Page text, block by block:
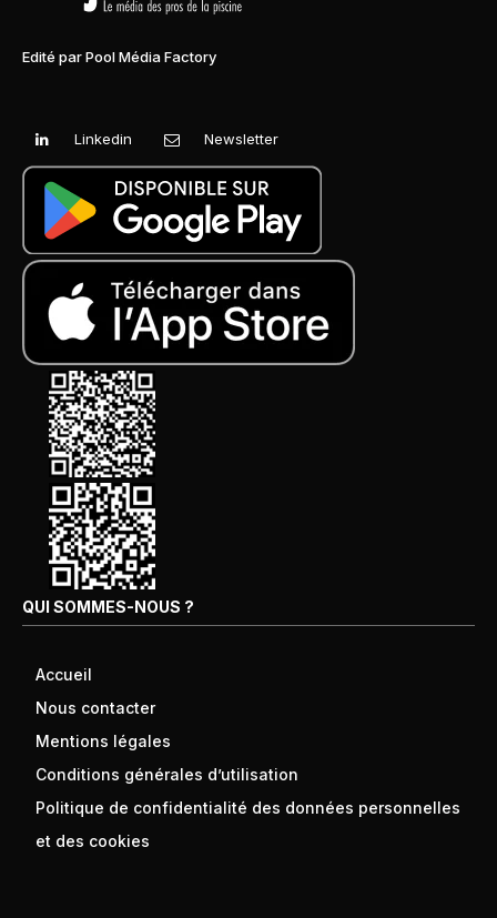
Edité par Pool Média Factory
Linkedin Newsletter
QUI SOMMES-NOUS ?
Accueil
Nous contacter
Mentions légales
Conditions générales d’utilisation
Politique de confidentialité des données personnelles
et des cookies